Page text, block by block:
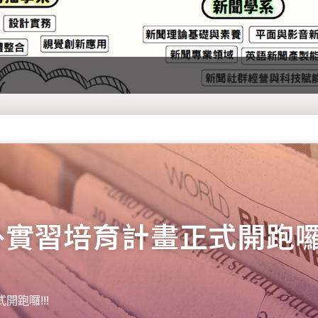
習培育計畫正式開跑
開跑囉!!!